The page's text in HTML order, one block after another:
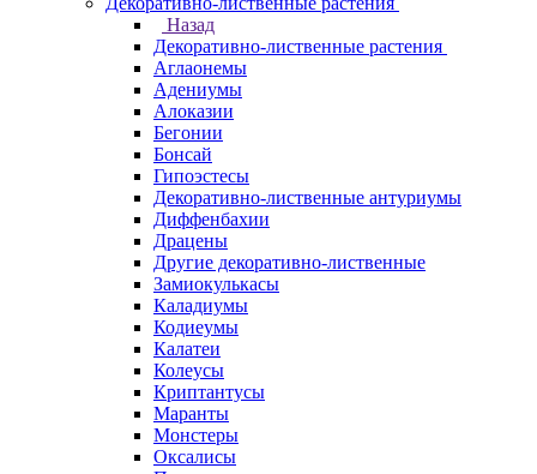
Назад
Декоративно-лиственные растения
Аглаонемы
Адениумы
Алоказии
Бегонии
Бонсай
Гипоэстесы
Декоративно-лиственные антуриумы
Диффенбахии
Драцены
Другие декоративно-лиственные
Замиокулькасы
Каладиумы
Кодиеумы
Калатеи
Колеусы
Криптантусы
Маранты
Монстеры
Оксалисы